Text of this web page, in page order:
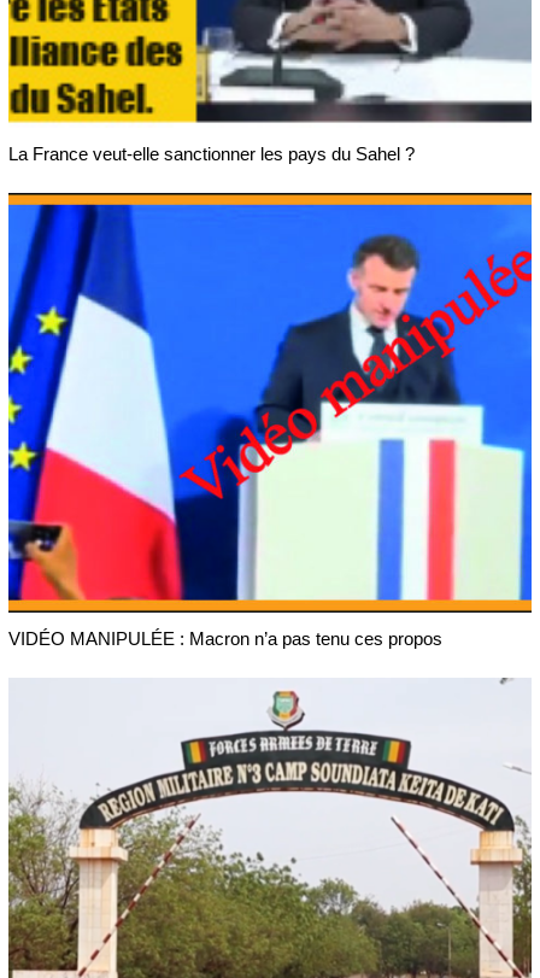
La France veut-elle sanctionner les pays du Sahel ?
VIDÉO MANIPULÉE : Macron n’a pas tenu ces propos